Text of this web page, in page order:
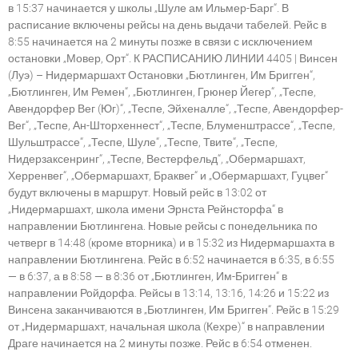
в 15:37 начинается у школы „Шуле ам Ильмер-Барг“. В
расписание включены рейсы на день выдачи табелей. Рейс в
8:55 начинается на 2 минуты позже в связи с исключением
остановки „Мовер, Орт“. К РАСПИСАНИЮ ЛИНИИ 4405 | Винсен
(Луэ) – Нидермаршахт Остановки „Бютлинген, Им Бригген“,
„Бютлинген, Им Ремен“, „Бютлинген, Грюнер Йегер“, „Теспе,
Авендорфер Вег (Юг)“, „Теспе, Эйхеналле“, „Теспе, Авендорфер-
Вег“, „Теспе, Ан-Шторхеннест“, „Теспе, Блуменштрассе“, „Теспе,
Шульштрассе“, „Теспе, Шуле“, „Теспе, Твите“, „Теспе,
Нидерзаксенринг“, „Теспе, Вестерфельд“, „Обермаршахт,
Херренвег“, „Обермаршахт, Браквег“ и „Обермаршахт, Гуцвег“
будут включены в маршрут. Новый рейс в 13:02 от
„Нидермаршахт, школа имени Эрнста Рейнсторфа“ в
направлении Бютлингена. Новые рейсы с понедельника по
четверг в 14:48 (кроме вторника) и в 15:32 из Нидермаршахта в
направлении Бютлингена. Рейс в 6:52 начинается в 6:35, в 6:55
— в 6:37, а в 8:58 — в 8:36 от „Бютлинген, Им-Бригген“ в
направлении Ройдорфа. Рейсы в 13:14, 13:16, 14:26 и 15:22 из
Винсена заканчиваются в „Бютлинген, Им Бригген“. Рейс в 15:29
от „Нидермаршахт, начальная школа (Кехре)“ в направлении
Драге начинается на 2 минуты позже. Рейс в 6:54 отменен.